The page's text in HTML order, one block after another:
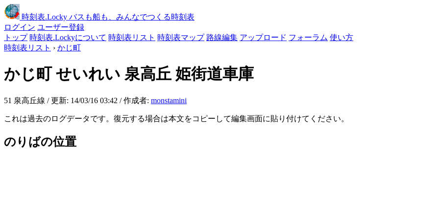
時刻表.Locky バスも船も、みんなでつくる時刻表
ログイン ユーザー登録
トップ 時刻表.Lockyについて 時刻表リスト 時刻表マップ 路線編集 アップロード フォーラム 使い方
時刻表リスト › かじ町
かじ町せいれい 泉高丘 姫街道車庫
51 泉高丘線 / 更新: 14/03/16 03:42 / 作成者: monstamini
これは過去のログデータです。復元する場合は本文をコピーして編集画面に貼り付けてください。
のりばの位置